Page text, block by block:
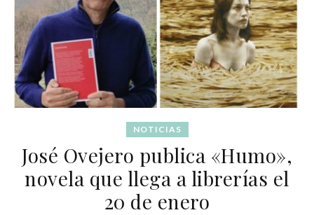
NOTICIAS
José Ovejero publica «Humo»,
novela que llega a librerías el
20 de enero